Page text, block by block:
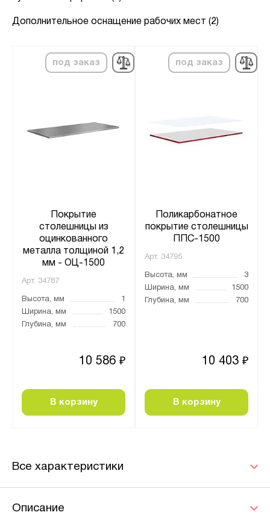
Дополнительное оснащение рабочих мест (2)
под заказ
Покрытие
столешницы из
оцинкованного
металла толщиной 1,2
мм - ОЦ-1500
Арт. 34787
Высота, мм
1
Ширина, мм
1500
Глубина, мм
700
10 586 ₽
В корзину
под заказ
Поликарбонатное
покрытие столешницы
ППС-1500
Арт. 34795
Высота, мм
3
Ширина, мм
1500
Глубина, мм
700
10 403 ₽
В корзину
Все характеристики
Описание